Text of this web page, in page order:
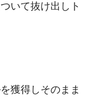
いて抜け出しト
獲得しそのまま